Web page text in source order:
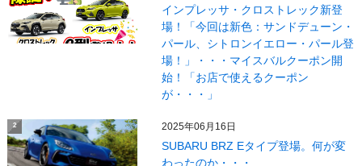
インプレッサ・クロストレック新登
場！「今回は新色：サンドデューン・
パール、シトロンイエロー・パール登
場！」・・・マイスバルクーポン開
始！「お店で使えるクーポン
が・・・」
2 2025年06月16日
SUBARU BRZ Eタイプ登場。何が変
わったのか・・・